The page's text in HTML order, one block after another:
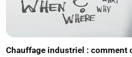
Chauffage industriel : comment